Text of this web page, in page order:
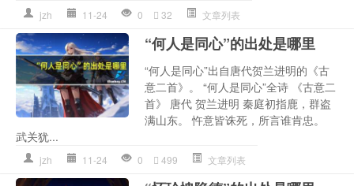
jzh 11-24 0 32 文章列表
“何人是同心”的出处是哪里
“何人是同心”出自唐代贺兰进明的《古
意二首》。 “何人是同心”全诗 《古意二
首》 唐代 贺兰进明 秦庭初指鹿，群盗
满山东。 忤意皆诛死，所言谁肯忠。
武关犹...
jzh 11-24 0 499 文章列表